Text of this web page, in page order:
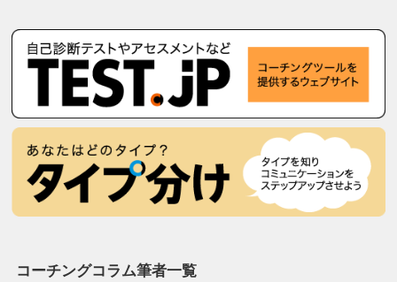
コーチングコラム筆者一覧